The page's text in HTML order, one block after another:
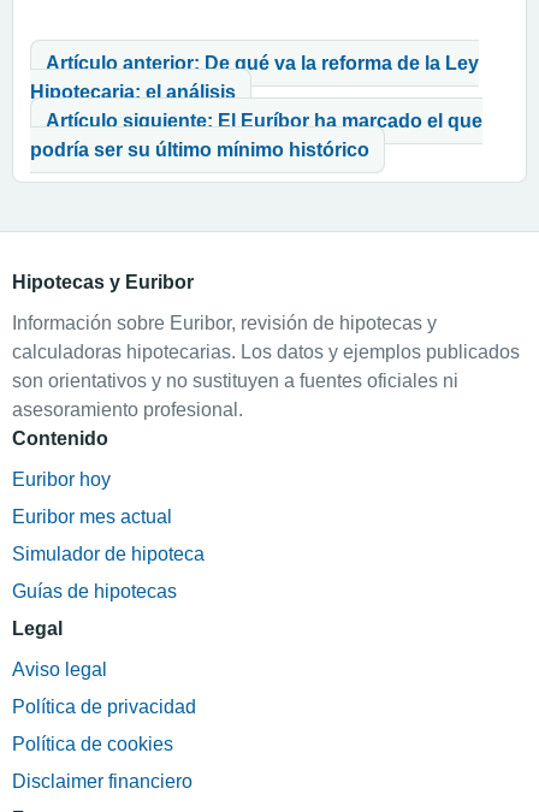
Navegación de entradas
Artículo anterior: De qué va la reforma de la Ley
Hipotecaria: el análisis
Artículo siguiente: El Euríbor ha marcado el que
podría ser su último mínimo histórico
Hipotecas y Euribor
Información sobre Euribor, revisión de hipotecas y
calculadoras hipotecarias. Los datos y ejemplos publicados
son orientativos y no sustituyen a fuentes oficiales ni
asesoramiento profesional.
Contenido
Euribor hoy
Euribor mes actual
Simulador de hipoteca
Guías de hipotecas
Legal
Aviso legal
Política de privacidad
Política de cookies
Disclaimer financiero